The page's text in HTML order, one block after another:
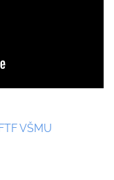
VŠMU